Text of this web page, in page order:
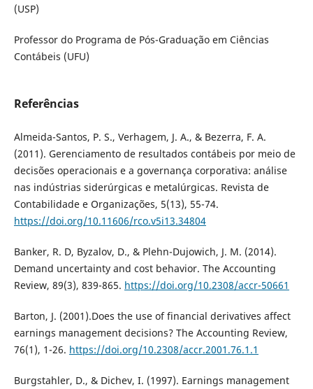
(USP)
Professor do Programa de Pós-Graduação em Ciências
Contábeis (UFU)
Referências
Almeida-Santos, P. S., Verhagem, J. A., & Bezerra, F. A.
(2011). Gerenciamento de resultados contábeis por meio de
decisões operacionais e a governança corporativa: análise
nas indústrias siderúrgicas e metalúrgicas. Revista de
Contabilidade e Organizações, 5(13), 55-74.
https://doi.org/10.11606/rco.v5i13.34804
Banker, R. D, Byzalov, D., & Plehn-Dujowich, J. M. (2014).
Demand uncertainty and cost behavior. The Accounting
Review, 89(3), 839-865. https://doi.org/10.2308/accr-50661
Barton, J. (2001).Does the use of financial derivatives affect
earnings management decisions? The Accounting Review,
76(1), 1-26. https://doi.org/10.2308/accr.2001.76.1.1
Burgstahler, D., & Dichev, I. (1997). Earnings management